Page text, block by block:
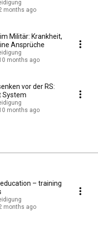
months ago
Militär: Krankheit,
Ansprüche
months ago
vor der RS:
System
months ago
– training
months ago